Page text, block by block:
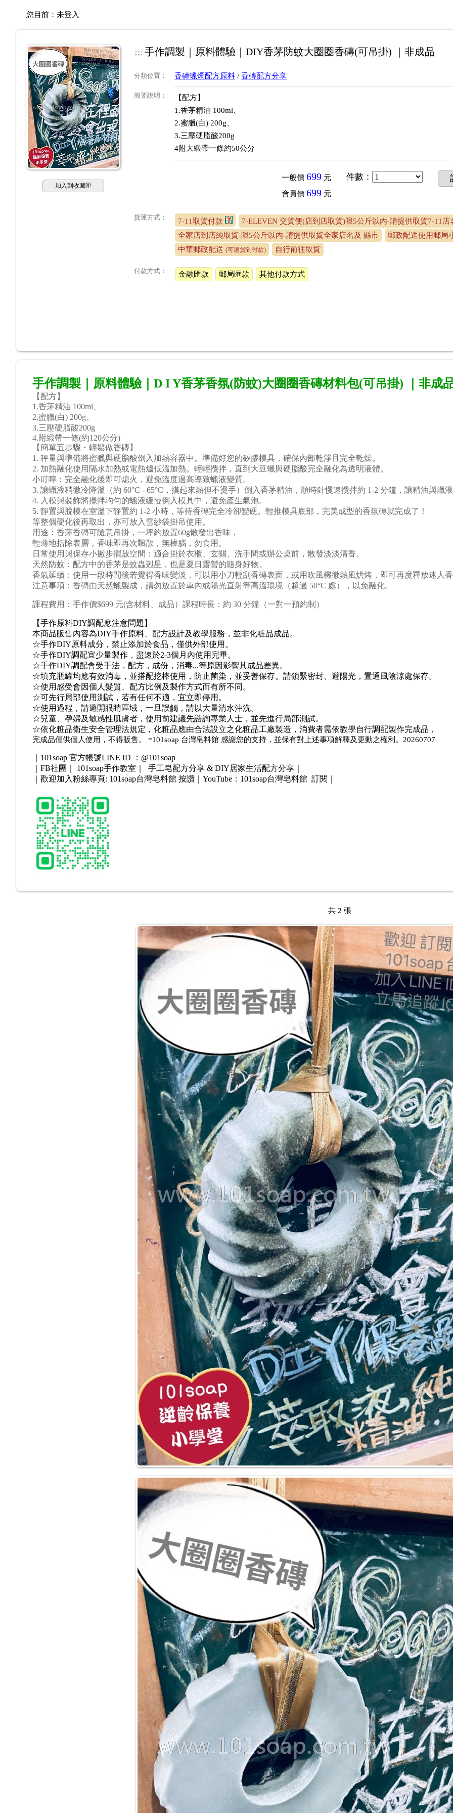
您目前： 未登入
加入到收藏匣
手作調製｜原料體驗｜DIY香茅防蚊大圈圈香磚(可吊掛) ｜非成品
分類位置 ： 香磚蠟燭配方原料 / 香磚配方分享
簡要說明 ：
【配方】
1.香茅精油 100ml、
2.蜜臘(白) 200g、
3.三壓硬脂酸200g
4附大緞帶一條約50公分
一般價 699元
會員價 699元
件數 ：
貨運方式： 7-11取貨付款
7-ELEVEN 交貨便(店到店取貨)限5公斤以內-請提供取貨7-11店
全家店到店純取貨-限5公斤以內-請提供取貨全家店名及 縣市
郵政配送使用郵局
中華郵政配送 (可選貨到付款) 自行前往取貨
付款方式： 金融匯款 郵局匯款 其他付款方式
手作調製｜原料體驗｜D I Y香茅香氛(防蚊)大圈圈香磚材料包(可吊掛) ｜非成
【 配方】
1.香茅精油 100ml
2.蜜臘(白) 200g
3.三壓硬脂酸200g
4.附緞帶一條(約120公分)
【簡單五步驟・輕鬆做香磚】
1. 秤量與準備將蜜臘與硬脂酸倒入加熱容器中。準備好您的矽膠模具，確保內部乾淨且完全乾燥。
2. 加熱融化使用隔水加熱或電熱爐低溫加熱。輕輕攪拌，直到大豆蠟與硬脂酸完全融化為透明液體。
小叮嚀：完全融化後即可熄火，避免溫度過高導致蠟液變質。
3. 讓蠟液稍微冷降溫（約 60°C - 65°C，摸起來熱但不燙手）倒入香茅精油 ， 順時針慢速攪拌約 1-2 分鐘，讓精油與蠟液
4. 入模與裝飾將攪拌均勻的蠟液緩慢倒入模具中，避免產生氣泡。
5. 靜置與脫模在室溫下靜置約 1-2 小時，等待香磚完全冷卻變硬。輕推模具底部，完美成型的香氛磚就完成了！
等整個硬化後再取出，亦可放入 雪紗袋掛吊使用 。
用途：香茅香磚可隨意吊掛，一坪約放置60g散發出香味，
輕薄地括除表層，香味即再次飄散，無樟腦，勿食用。
日常使用與保存小撇步擺放空間：適合掛於衣櫃、玄關、洗手間或辦公桌前，散發淡淡清香。
天然防蚊：配方中的香茅是蚊蟲剋星，也是夏日露營的隨身好物。
香氣延續：使用一段時間後若覺得香味變淡，可以用小刀輕刮香磚表面，或用吹風機微熱風烘烤，即可再度釋放迷人香
注意事項：香磚由天然蠟製成，請勿放置於車內或陽光直射等高溫環境（超過 50°C 處），以免融化。
課程費用： 手作價$699 元(含材料、 成品） 課程時長：約 30 分鐘（一對一預約制）
【手作原料DIY調配應注意問題】
本商品販售內容為DIY手作原料、配方設計及教學服務，並非化粧品成品。
☆手作DIY原料成分，禁止添加於食品，僅供外部使用。
☆手作DIY調配宜少量製作，盡速於2-3個月內使用完畢。
☆手作DIY調配會受手法，配方，成份，消毒...等原因影響其成品差異。
☆填充瓶罐均應有效消毒，並搭配挖棒使用，防止菌染，並妥善保存。請鎖緊密封、避陽光，置通風陰涼處保存。
☆使用感受會因個人髮質、配方比例及製作方式而有所不同。
☆可先行局部使用測試，若有任何不適，宜立即停用。
☆使用過程，請避開眼睛區域，一旦誤觸，請以大量清水沖洗。
☆兒童、孕婦及敏感性肌膚者，使用前建議先諮詢專業人士，並先進行局部測試。
☆依化粧品衛生安全管理法規定，化粧品應由合法設立之化粧品工廠製造，消費者需依教學自行調配製作完成品，
完成品僅供個人使用，不得販售。 =101soap 台灣皂料館 感謝您的支持，並保有對上述事項解釋及更動之權利。 20260707
｜101soap 官方帳號LINE ID ：@101soap
｜FB社團｜ 101soap手作教室｜ 手工皂配方分享 & DIY居家生活配方分享｜
｜歡迎加入粉絲專頁: 101soap台灣皂料館 按讚｜YouTube：101soap台灣皂料館 訂閱｜
共 2 張